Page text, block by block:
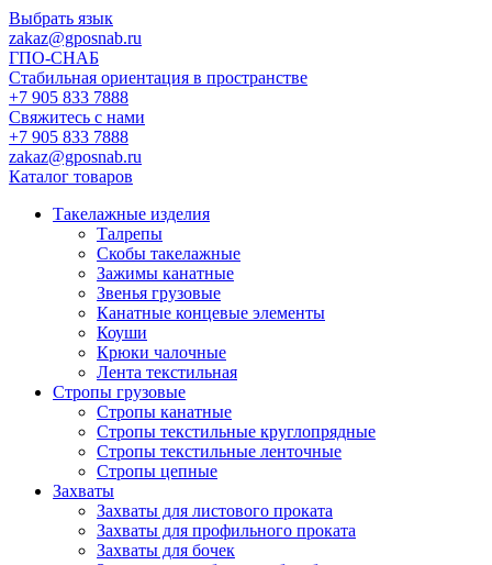
Выбрать язык
zakaz@gposnab.ru
ГПО-СНАБ
Стабильная ориентация в пространстве
+7 905 833 7888
Свяжитесь с нами
+7 905 833 7888
zakaz@gposnab.ru
Каталог товаров
Такелажные изделия
Талрепы
Скобы такелажные
Зажимы канатные
Звенья грузовые
Канатные концевые элементы
Коуши
Крюки чалочные
Лента текстильная
Стропы грузовые
Стропы канатные
Стропы текстильные круглопрядные
Стропы текстильные ленточные
Стропы цепные
Захваты
Захваты для листового проката
Захваты для профильного проката
Захваты для бочек